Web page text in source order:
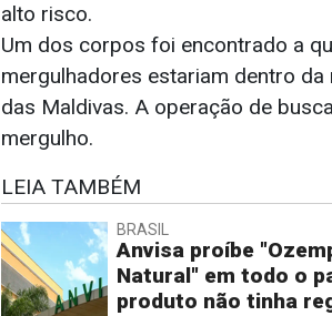
alto risco.
Um dos corpos foi encontrado a
mergulhadores estariam dentro
das Maldivas. A operação de
mergulho.
LEIA TAMBÉM
BRASIL
Anvisa proíbe
Natural" em todo o
produto não tinha